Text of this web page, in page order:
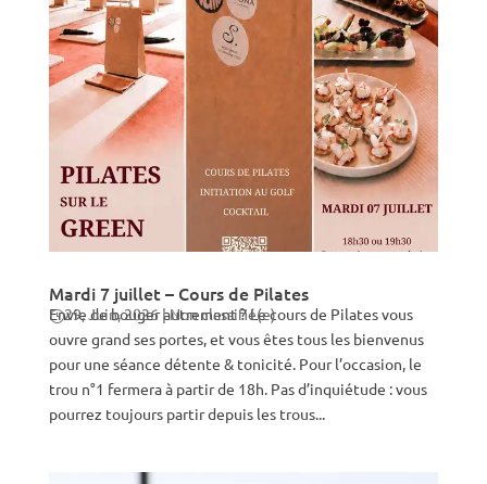
Mardi 7 juillet – Cours de Pilates
29, Juin, 2026|Non classifié(e)
Envie de bouger autrement ? Le cours de Pilates vous
ouvre grand ses portes, et vous êtes tous les bienvenus
pour une séance détente & tonicité. Pour l’occasion, le
trou n°1 fermera à partir de 18h. Pas d’inquiétude : vous
pourrez toujours partir depuis les trous...